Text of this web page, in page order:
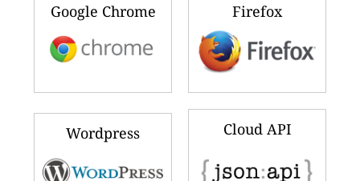
Google Chrome Firefox
Wordpress Cloud API